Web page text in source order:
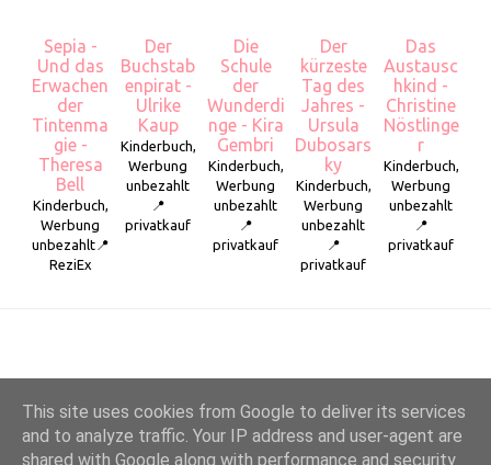
Sepia -
Und das
Erwachen
der
Tintenma
gie -
Theresa
Bell
Kinderbuch,
Werbung
unbezahlt📍
ReziEx
Der
Buchstab
enpirat -
Ulrike
Kaup
Kinderbuch,
Werbung
unbezahlt
📍
privatkauf
Die
Schule
der
Wunderdi
nge - Kira
Gembri
Kinderbuch,
Werbung
unbezahlt
📍
privatkauf
Der
kürzeste
Tag des
Jahres -
Ursula
Dubosars
ky
Kinderbuch,
Werbung
unbezahlt
📍
privatkauf
Das
Austausc
hkind -
Christine
Nöstlinge
r
Kinderbuch,
Werbung
unbezahlt
📍
privatkauf
This site uses cookies from Google to deliver its services
and to analyze traffic. Your IP address and user-agent are
shared with Google along with performance and security